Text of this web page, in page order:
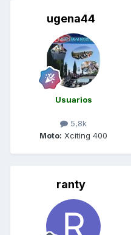
ugena44
Usuarios
5,8k
Moto: Xciting 400
ranty